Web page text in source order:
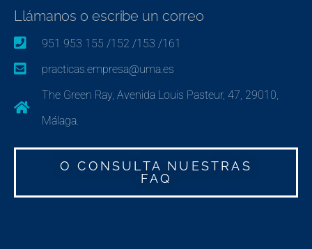
Llámanos o escribe un correo
951 953 155 /152 /153 /161
practicas.empresa@uma.es
The Green Ray, Avenida Louis Pasteur, 47, 29010,
Málaga.
O CONSULTA NUESTRAS
FAQ